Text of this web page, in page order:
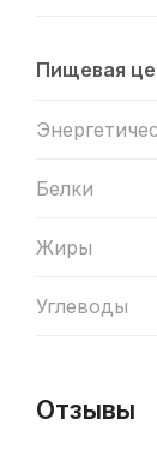
Пищевая
Белки
Жиры
Углеводы
Отзывы